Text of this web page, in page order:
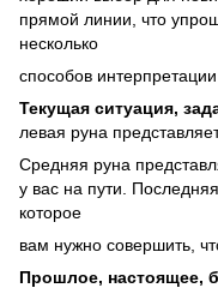
прямой линии, что
несколько
способов
Текущая ситуация,
левая руна
Средняя руна
у вас на пути.
которое
вам нужно совершить,
Прошлое, настоящее,